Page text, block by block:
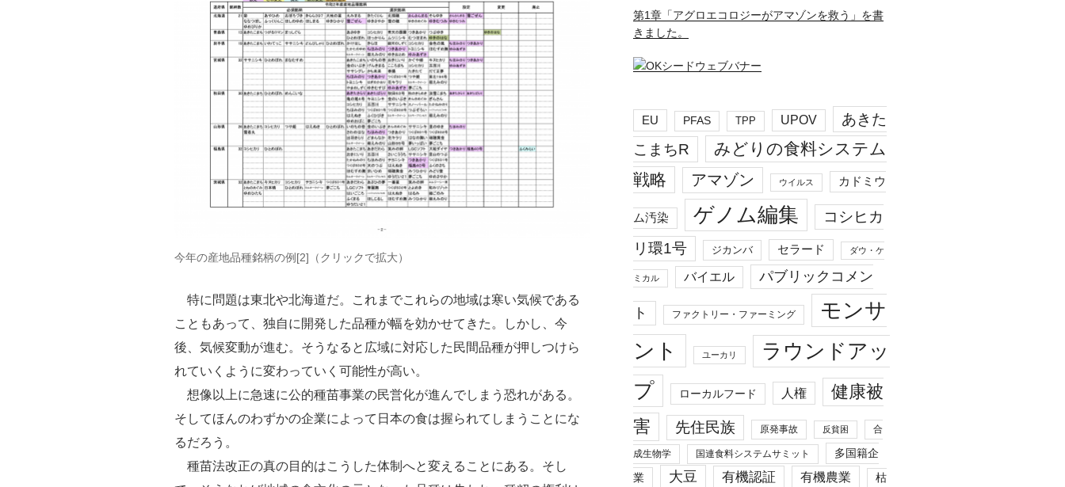
今年の産地品種銘柄の例[2]（クリックで拡大）
特に問題は東北や北海道だ。これまでこれらの地域は寒い気候である
こともあって、独自に開発した品種が幅を効かせてきた。しかし、今
後、気候変動が進む。そうなると広域に対応した民間品種が押しつけら
れていくように変わっていく可能性が高い。
想像以上に急速に公的種苗事業の民営化が進んでしまう恐れがある。
そしてほんのわずかの企業によって日本の食は握られてしまうことにな
るだろう。
種苗法改正の真の目的はこうした体制へと変えることにある。そし
第1章「アグロエコロジーがアマゾンを救う」を書
きました。
EU PFAS TPP UPOV
あきた
こまちR
みどりの食料システム
戦略
アマゾン ウイルス カドミウ
ム汚染 ゲノム編集
コシヒカ
リ環1号
ジカンバ セラード ダウ・ケ
ミカル バイエル パブリックコメン
ト ファクトリー・ファーミング
モンサ
ント
ユーカリ
ラウンドアッ
プ
ローカルフード 人権
健康被
害
先住民族 原発事故 反貧困 合
成生物学 国連食料システムサミット
多国籍企
業
大豆 有機認証 有機農業 枯